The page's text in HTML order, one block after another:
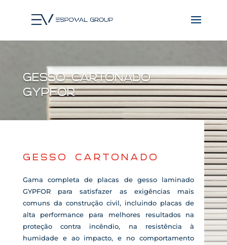
gesso Cartonado
gypfor
GESSO CARTONADO
Gama completa de placas de gesso laminado
GYPFOR para satisfazer as exigências mais
comuns da construção civil, incluindo placas de
alta performance para melhores resultados na
proteção contra incêndio, na resistência à
humidade e ao impacto, e no comportamento